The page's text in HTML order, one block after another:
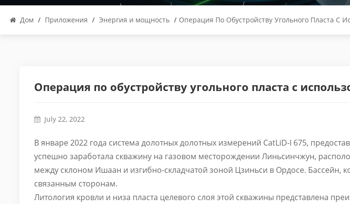
Дом / Приложения / Энергия и мощность / Операция По Обустройству Угольного Пласта С
Операция по обустройству угольного пласта с
July 22, 2022
В январе 2022 года система долотных долотных измерений CatLiD-I 675,
успешно заработала скважину на газовом месторождении Линьсинчжун,
между склоном Ишаан и изгибно-складчатой ​​зоной Цзиньси в Ордосе. Бассейн,
связанным сторонам.
Литология кровли и низа пласта целевого слоя этой скважины представлена